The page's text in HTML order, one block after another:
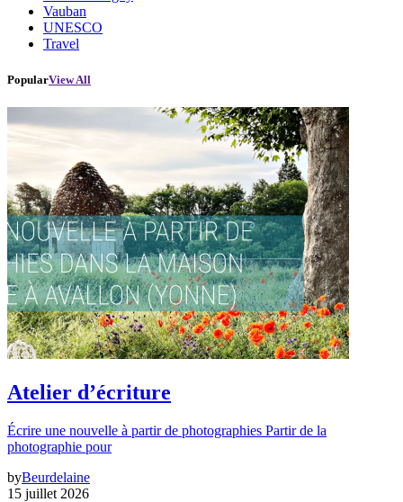
Vauban
UNESCO
Travel
PopularView All
Atelier d’écriture
Écrire une nouvelle à partir de photographies Partir de la
photographie pour
byBeurdelaine
15 juillet 2026